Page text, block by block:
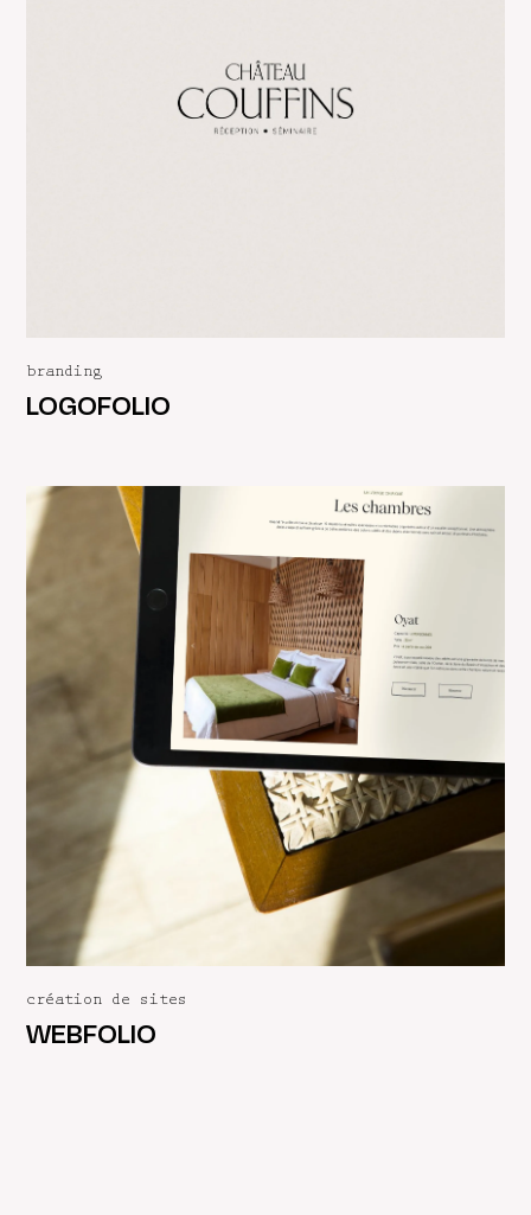
LOGOFOLIO
branding
WEBFOLIO
création de sites